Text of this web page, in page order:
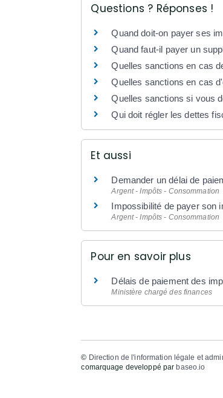
Questions ? Réponses !
Quand doit-on payer ses
Quand faut-il payer un
Quelles sanctions en cas
Quelles sanctions en cas
Quelles sanctions si vous
Qui doit régler les dettes
Et aussi
Demander un délai de
Argent - Impôts - Consommation
Impossibilité de payer son
Argent - Impôts - Consommation
Pour en savoir plus
Délais de paiement des
Ministère chargé des finances
© Direction de l'information légale et
comarquage developpé parbaseo.io